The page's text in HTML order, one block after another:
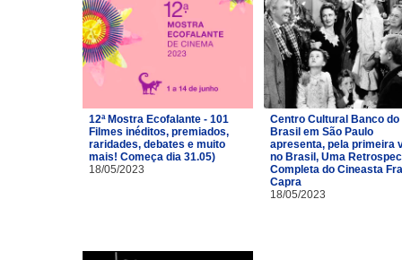
12ª Mostra Ecofalante - 101
Filmes inéditos, premiados,
raridades, debates e muito
mais! Começa dia 31.05)
18/05/2023
Centro Cultural Banco do
Brasil em São Paulo
apresenta, pela primeira
no Brasil, Uma
Completa do Cineasta
Capra
18/05/2023